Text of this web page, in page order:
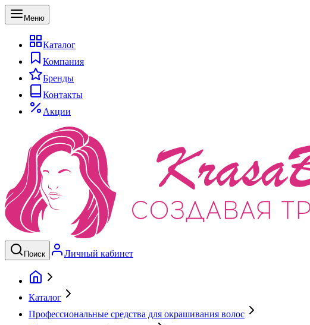
Меню
Каталог
Компания
Бренды
Контакты
Акции
Поиск Личный кабинет
Каталог
Профессиональные средства для окрашивания волос